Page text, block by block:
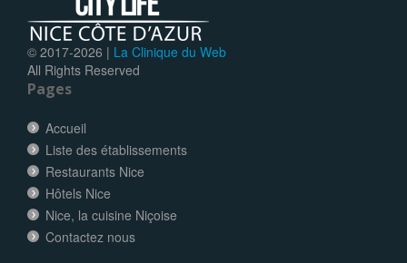
© 2017-2026 | La Clinique du Web
All Rights Reserved
Pages
Accueil
Liste des établissements
Restaurants Nice
Hôtels Nice
Nice, la cuisine Niçoise
Contactez nous